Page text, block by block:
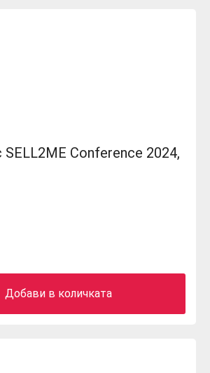
Conference 2024,
Добави в количката